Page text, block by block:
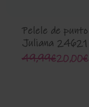
Pelele de punto
Juliana 24621
49,99€20,00€